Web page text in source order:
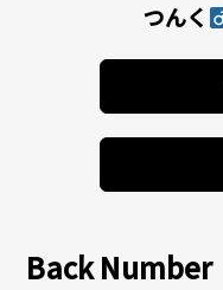
つんく
Back Number